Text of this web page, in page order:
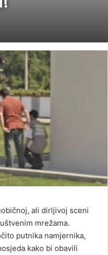
ali dirljivoj sceni
mrežama.
putnika namjernika,
kako bi obavili